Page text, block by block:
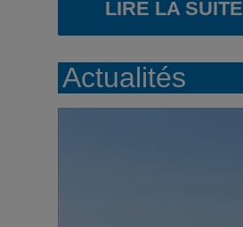
LIRE LA SUITE
Actualités